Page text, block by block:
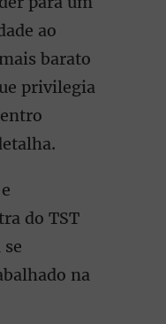
ao
barato
privilegia
do TST
na